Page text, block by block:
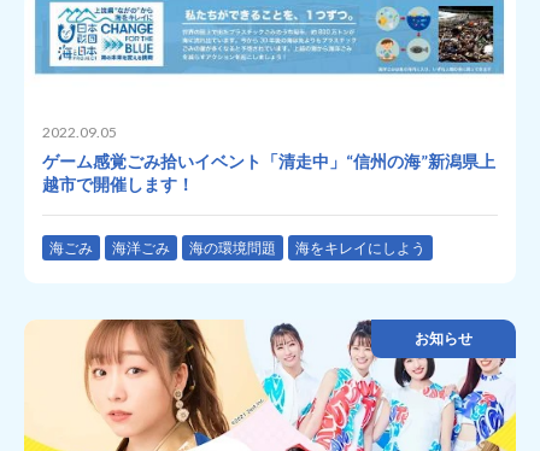
2022.09.05
ゲーム感覚ごみ拾いイベント「清⾛中」“信州の海”新潟県上
越市で開催します！
海ごみ 海洋ごみ 海の環境問題 海をキレイにしよう
お知らせ